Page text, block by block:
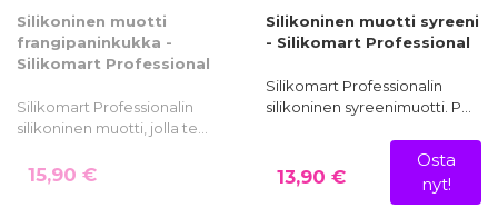
Silikoninen muotti
frangipaninkukka -
Silikomart Professional
Silikomart Professionalin
silikoninen muotti, jolla te…
15,90 €
Silikoninen muotti syreeni
- Silikomart Professional
Silikomart Professionalin
silikoninen syreenimuotti. P…
13,90 €
Osta
nyt!